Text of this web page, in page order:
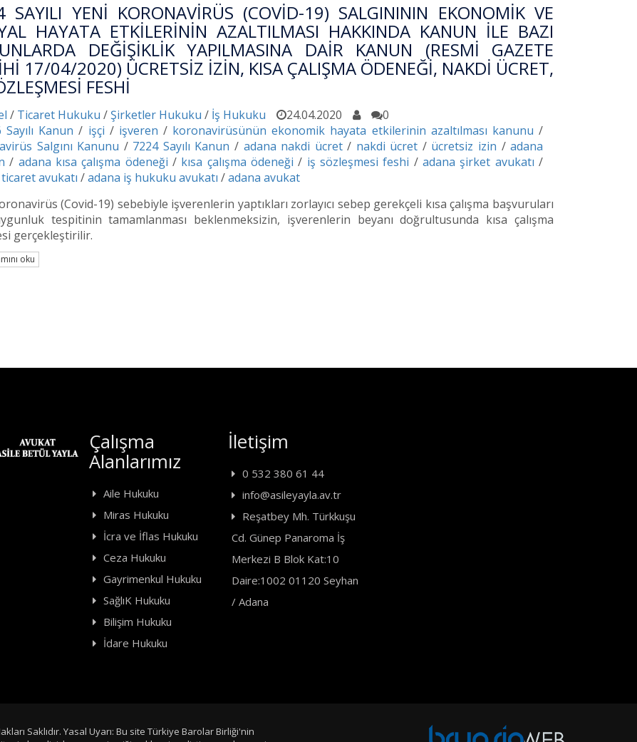
SAYILI YENİ KORONAVİRÜS (COVİD-19) SALGINININ EKONOMİK VE
HAYATA ETKİLERİNİN AZALTILMASI HAKKINDA KANUN İLE BAZI
DEĞİŞİKLİK YAPILMASINA DAİR KANUN (RESMİ GAZETE
17/04/2020) ÜCRETSİZ İZİN, KISA ÇALIŞMA ÖDENEĞİ, NAKDİ ÜCRET,
FESHİ
/ Ticaret Hukuku / Şirketler Hukuku / İş Hukuku 24.04.2020
0
Sayılı Kanun / işçi / işveren / koronavirüsünün ekonomik hayata etkilerinin azaltılması kanunu /
Salgını Kanunu / 7224 Sayılı Kanun / adana nakdi ücret/ nakdi ücret / ücretsiz izin /adana
/ adana kısa çalışma ödeneği / kısa çalışma ödeneği / iş sözleşmesi feshi /adana şirket avukatı /
avukatı /adana iş hukuku avukatı /adana avukat
(Covid-19) sebebiyle işverenlerin yaptıkları zorlayıcı sebep gerekçeli kısa çalışma başvuruları
tespitinin tamamlanması beklenmeksizin, işverenlerin beyanı doğrultusunda kısa çalışma
gerçekleştirilir.
oku
Çalışma
Alanlarımız
Aile Hukuku
Miras Hukuku
İcra ve İflas Hukuku
Ceza Hukuku
Gayrimenkul Hukuku
SağlıK Hukuku
Bilişim Hukuku
İdare Hukuku
İletişim
0 532 380 61 44
info@asileyayla.av.tr
Reşatbey Mh. Türkkuşu
Cd. Günep Panaroma İş
Merkezi B Blok Kat:10
Daire:1002 01120 Seyhan
/ Adana
Saklıdır. Yasal Uyarı: Bu site Türkiye Barolar Birliği'nin